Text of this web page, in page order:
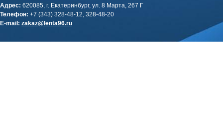
Адрес: 620085, г. Екатеринбург, ул. 8 Марта, 267 Г
Телефон: +7 (343) 328-48-12, 328-48-20
E-mail: zakaz@lenta96.ru